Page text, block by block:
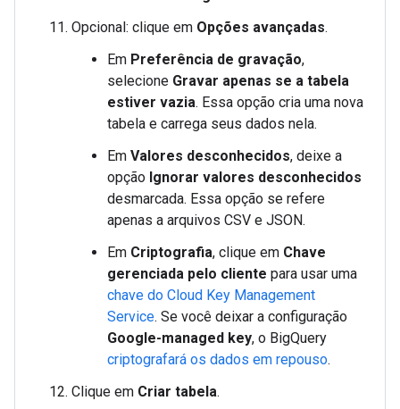
Opcional: clique em Opções avançadas.
Em Preferência de gravação,
selecione Gravar apenas se a tabela
estiver vazia. Essa opção cria uma nova
tabela e carrega seus dados nela.
Em Valores desconhecidos, deixe a
opção Ignorar valores desconhecidos
desmarcada. Essa opção se refere
apenas a arquivos CSV e JSON.
Em Criptografia, clique em Chave
gerenciada pelo cliente para usar uma
chave do Cloud Key Management
Service. Se você deixar a configuração
Google-managed key, o BigQuery
criptografará os dados em repouso.
Clique em Criar tabela.